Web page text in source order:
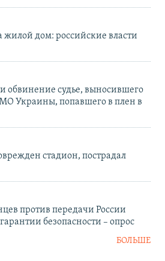
жилой дом: российские власти
обвинение судье, выносившего
Украины, попавшего в плен в
стадион, пострадал
против передачи России
безопасности – опрос
БОЛЬШЕ